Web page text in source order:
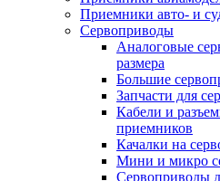
Приемники авто- и
Сервоприводы
Аналоговые
размера
Большие
Запчасти для
Кабели и
приемников
Качалки на
Мини и микро
Сервоприводы